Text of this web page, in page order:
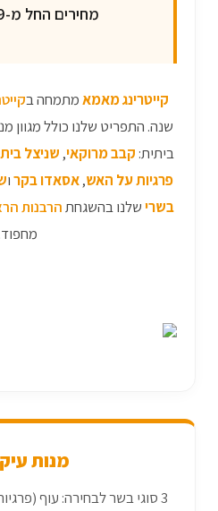
מחירים החל מ-₪49 למנה.
קייטרינג מאמאמתמחה ב
שנה. התפריט שלנו כולל מגוון
ביתית: קבב מרוקאי, שניצל
פרגיות על האש,אסאדו בקרו
בשרישלנו בהשגחתהרבנות
מחפוד.
מנות
3 סוגי בשר לבחירה: עוף